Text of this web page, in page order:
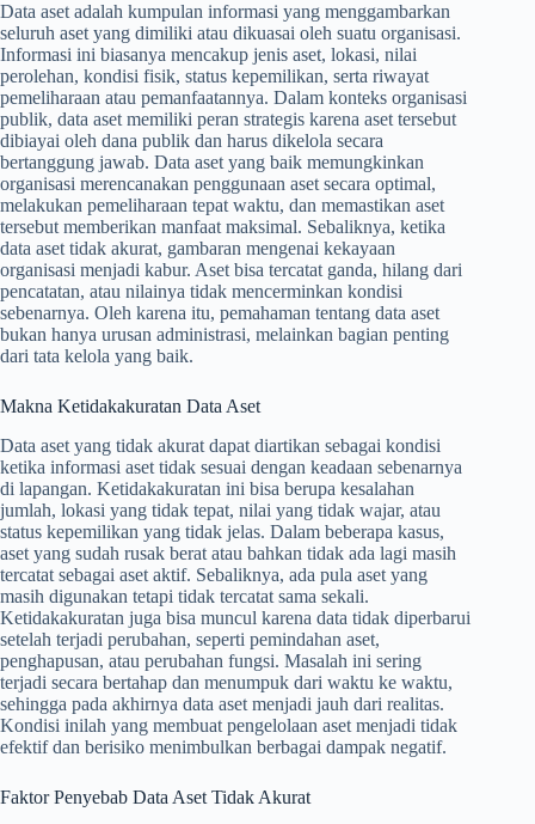
Data aset adalah kumpulan informasi yang menggambarkan
seluruh aset yang dimiliki atau dikuasai oleh suatu organisasi.
Informasi ini biasanya mencakup jenis aset, lokasi, nilai
perolehan, kondisi fisik, status kepemilikan, serta riwayat
pemeliharaan atau pemanfaatannya. Dalam konteks organisasi
publik, data aset memiliki peran strategis karena aset tersebut
dibiayai oleh dana publik dan harus dikelola secara
bertanggung jawab. Data aset yang baik memungkinkan
organisasi merencanakan penggunaan aset secara optimal,
melakukan pemeliharaan tepat waktu, dan memastikan aset
tersebut memberikan manfaat maksimal. Sebaliknya, ketika
data aset tidak akurat, gambaran mengenai kekayaan
organisasi menjadi kabur. Aset bisa tercatat ganda, hilang dari
pencatatan, atau nilainya tidak mencerminkan kondisi
sebenarnya. Oleh karena itu, pemahaman tentang data aset
bukan hanya urusan administrasi, melainkan bagian penting
dari tata kelola yang baik.
Makna Ketidakakuratan Data Aset
Data aset yang tidak akurat dapat diartikan sebagai kondisi
ketika informasi aset tidak sesuai dengan keadaan sebenarnya
di lapangan. Ketidakakuratan ini bisa berupa kesalahan
jumlah, lokasi yang tidak tepat, nilai yang tidak wajar, atau
status kepemilikan yang tidak jelas. Dalam beberapa kasus,
aset yang sudah rusak berat atau bahkan tidak ada lagi masih
tercatat sebagai aset aktif. Sebaliknya, ada pula aset yang
masih digunakan tetapi tidak tercatat sama sekali.
Ketidakakuratan juga bisa muncul karena data tidak diperbarui
setelah terjadi perubahan, seperti pemindahan aset,
penghapusan, atau perubahan fungsi. Masalah ini sering
terjadi secara bertahap dan menumpuk dari waktu ke waktu,
sehingga pada akhirnya data aset menjadi jauh dari realitas.
Kondisi inilah yang membuat pengelolaan aset menjadi tidak
efektif dan berisiko menimbulkan berbagai dampak negatif.
Faktor Penyebab Data Aset Tidak Akurat